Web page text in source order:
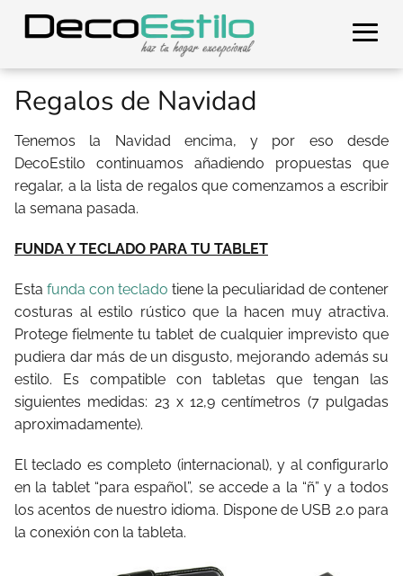
Regalos de Navidad
Tenemos la Navidad encima, y por eso desde
DecoEstilo continuamos añadiendo propuestas que
regalar, a la lista de regalos que comenzamos a escribir
la semana pasada.
FUNDA Y TECLADO PARA TU TABLET
Esta funda con teclado tiene la peculiaridad de contener
costuras al estilo rústico que la hacen muy atractiva.
Protege fielmente tu tablet de cualquier imprevisto que
pudiera dar más de un disgusto, mejorando además su
estilo. Es compatible con tabletas que tengan las
siguientes medidas: 23 x 12,9 centímetros (7 pulgadas
aproximadamente).
El teclado es completo (internacional), y al configurarlo
en la tablet “para español”, se accede a la “ñ” y a todos
los acentos de nuestro idioma. Dispone de USB 2.0 para
la conexión con la tableta.